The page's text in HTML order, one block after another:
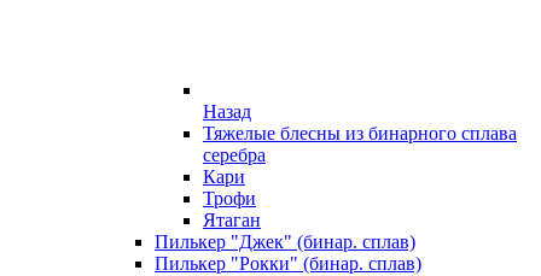
Назад
Тяжелые блесны из бинарного сплава
серебра
Кари
Трофи
Ятаган
Пилькер "Джек" (бинар. сплав)
Пилькер "Рокки" (бинар. сплав)